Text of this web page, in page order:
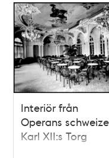
Interiör från
Operans
Karl XII:s Torg